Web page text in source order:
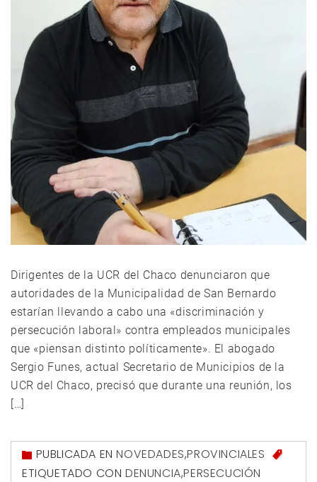
Dirigentes de la UCR del Chaco denunciaron que
autoridades de la Municipalidad de San Bernardo
estarían llevando a cabo una «discriminación y
persecución laboral» contra empleados municipales
que «piensan distinto políticamente». El abogado
Sergio Funes, actual Secretario de Municipios de la
UCR del Chaco, precisó que durante una reunión, los
[…]
PUBLICADA ENNOVEDADES,PROVINCIALES
ETIQUETADO CON DENUNCIA,PERSECUCIÓN